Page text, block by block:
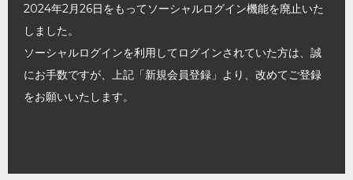
2024年2月26日をもってソーシャルログイン機能を廃止いた
しました。
ソーシャルログインを利用してログインされていた方は、誠
にお手数ですが、上記「新規会員登録」より、改めてご登録
をお願いいたします。